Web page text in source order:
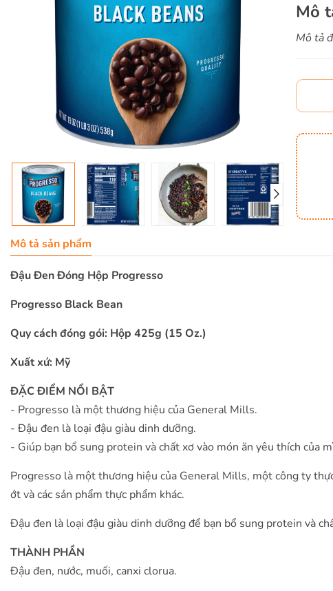
Mô
Mô tả
Mô tả sản phẩm
Đậu Đen Đóng Hộp Progresso
Progresso Black Bean
Quy cách đóng gói: Hộp 425g (15 Oz.)
Xuất xứ: Mỹ
ĐẶC ĐIỂM NỔI BẬT
- Progresso là một thương hiệu của General Mills.
- Đậu đen là loại đậu giàu dinh dưỡng.
- Giúp bạn bổ sung protein và chất xơ vào món ăn yêu thích của
Progresso là một thương hiệu của General Mills, một công ty
ớt và các sản phẩm thực phẩm khác.
Đậu đen là loại đậu giàu dinh dưỡng để bạn bổ sung protein và
THÀNH PHẦN
Đậu đen, nước, muối, canxi clorua.